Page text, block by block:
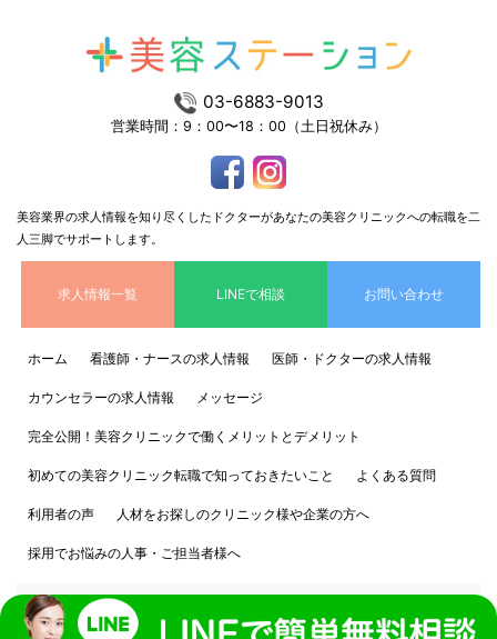
03-6883-9013
営業時間：9：00〜18：00（土日祝休み）
美容業界の求人情報を知り尽くしたドクターがあなたの美容クリニックへの転職を二
人三脚でサポートします。
求人情報一覧 LINEで相談 お問い合わせ
ホーム 看護師・ナースの求人情報 医師・ドクターの求人情報
カウンセラーの求人情報 メッセージ
完全公開！美容クリニックで働くメリットとデメリット
初めての美容クリニック転職で知っておきたいこと よくある質問
利用者の声 人材をお探しのクリニック様や企業の方へ
採用でお悩みの人事・ご担当者様へ
個人情報保護方針